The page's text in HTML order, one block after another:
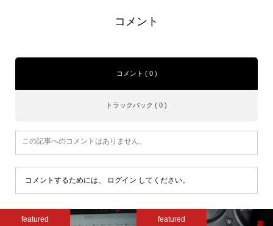
コメント
コメント ( 0 )
トラックバック ( 0 )
この記事へのコメントはありません。
コメントするためには、 ログイン してください。
featured featured